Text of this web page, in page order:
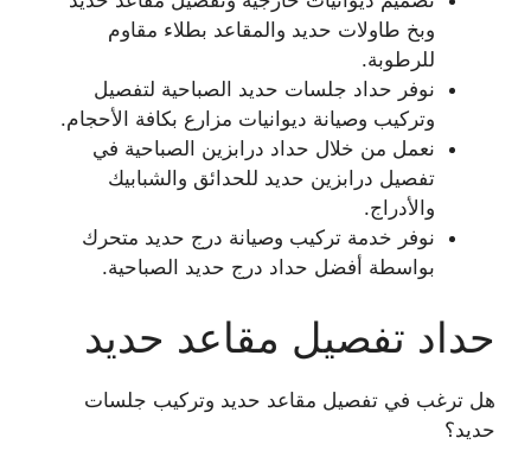
وبخ طاولات حديد والمقاعد بطلاء مقاوم
للرطوبة.
نوفر حداد جلسات حديد الصباحية لتفصيل
وتركيب وصيانة ديوانيات مزارع بكافة الأحجام.
نعمل من خلال حداد درابزين الصباحية في
تفصيل درابزين حديد للحدائق والشبابيك
والأدراج.
نوفر خدمة تركيب وصيانة درج حديد متحرك
بواسطة أفضل حداد درج حديد الصباحية.
حداد تفصيل مقاعد حديد
هل ترغب في تفصيل مقاعد حديد وتركيب جلسات
حديد؟